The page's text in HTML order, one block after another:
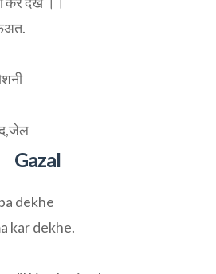
Gazal
dekhe
kar dekhe.